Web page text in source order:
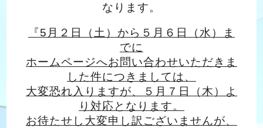
なります。
『5月２日（土）から５月６日（水）ま
でに
ホームページへお問い合わせいただきま
した件につきましては、
大変恐れ入りますが、５月７日（木）よ
り対応となります。
お待たせし大変申し訳ございませんが、